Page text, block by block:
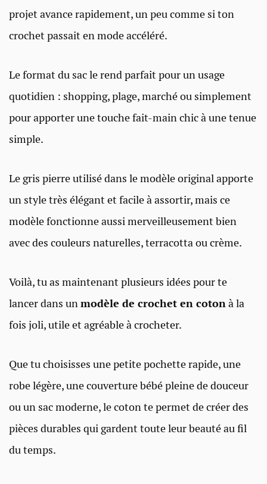
projet avance rapidement, un peu comme si ton
crochet passait en mode accéléré.
Le format du sac le rend parfait pour un usage
quotidien : shopping, plage, marché ou simplement
pour apporter une touche fait-main chic à une tenue
simple.
Le gris pierre utilisé dans le modèle original apporte
un style très élégant et facile à assortir, mais ce
modèle fonctionne aussi merveilleusement bien
avec des couleurs naturelles, terracotta ou crème.
Voilà, tu as maintenant plusieurs idées pour te
lancer dans un modèle de crochet en coton à la
fois joli, utile et agréable à crocheter.
Que tu choisisses une petite pochette rapide, une
robe légère, une couverture bébé pleine de douceur
ou un sac moderne, le coton te permet de créer des
pièces durables qui gardent toute leur beauté au fil
du temps.